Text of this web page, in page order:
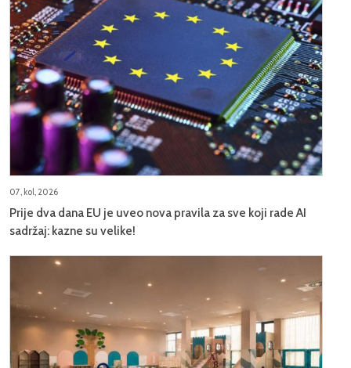
07, kol, 2026
Prije dva dana EU je uveo nova pravila za sve koji rade AI
sadržaj: kazne su velike!